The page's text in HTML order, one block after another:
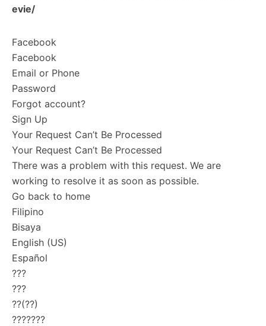
evie/
Facebook
Facebook
Email or Phone
Password
Forgot account?
Sign Up
Your Request Can’t Be Processed
Your Request Can’t Be Processed
There was a problem with this request. We are
working to resolve it as soon as possible.
Go back to home
Filipino
Bisaya
English (US)
Español
???
???
??(??)
???????